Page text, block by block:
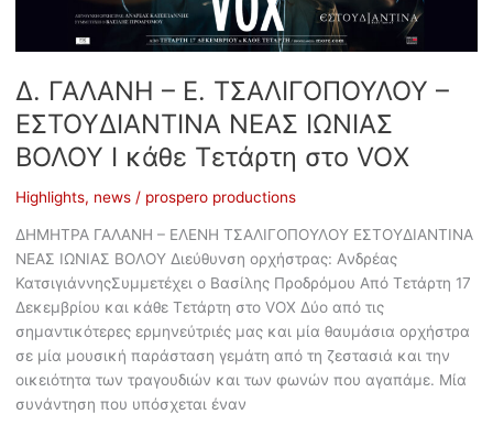
Δ. ΓΑΛΑΝΗ – Ε. ΤΣΑΛΙΓΟΠΟΥΛΟΥ –
ΕΣΤΟΥΔΙΑΝΤΙΝΑ ΝΕΑΣ ΙΩΝΙΑΣ
ΒΟΛΟΥ ​Ι κάθε Τετάρτη στο VOX
Highlights, news/ prospero productions
ΔΗΜΗΤΡΑ ΓΑΛΑΝΗ – ΕΛΕΝΗ ΤΣΑΛΙΓΟΠΟΥΛΟΥ ΕΣΤΟΥΔΙΑΝΤΙΝΑ
ΝΕΑΣ ΙΩΝΙΑΣ ΒΟΛΟΥ Διεύθυνση ορχήστρας: Aνδρέας
ΚατσιγιάννηςΣυμμετέχει ο Βασίλης Προδρόμου Από Τετάρτη 17
Δεκεμβρίου και κάθε Τετάρτη στο VOX Δύο από τις
σημαντικότερες ερμηνεύτριές μας και μία θαυμάσια ορχήστρα
σε μία μουσική παράσταση γεμάτη από τη ζεστασιά και την
οικειότητα των τραγουδιών και των φωνών που αγαπάμε. Μία
συνάντηση που υπόσχεται έναν